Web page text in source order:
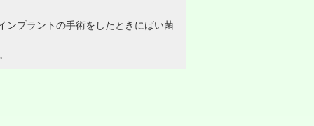
ンプラントの手術をしたときにばい菌